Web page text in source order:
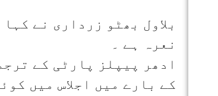
بلاول بھٹو زرداری نے
نعرہ ہے ۔
ادھر پیپلز پارٹی کے
کے بارے میں اجلاس میں